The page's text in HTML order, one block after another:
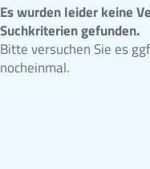
Es wurden leider keine
Suchkriterien gefunden.
Bitte versuchen Sie es
nocheinmal.